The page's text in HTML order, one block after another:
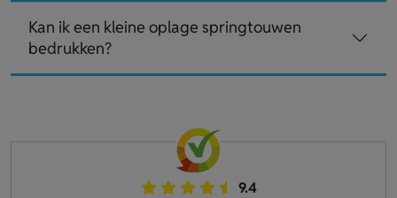
Kan ik een kleine oplage springtouwen
bedrukken?
9.4